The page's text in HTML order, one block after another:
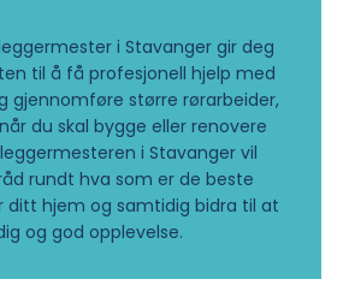
i Stavanger gir deg
til å få profesjonell hjelp med
gjennomføre større rørarbeider,
du skal bygge eller renovere
i Stavanger vil
rundt hva som er de beste
ditt hjem og samtidig bidra til at
og god opplevelse.